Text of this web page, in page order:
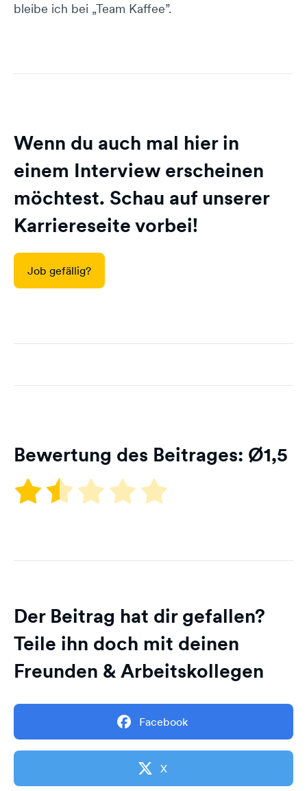
bleibe ich bei „Team Kaffee”.
Wenn du auch mal hier in
einem Interview erscheinen
möchtest. Schau auf unserer
Karriereseite vorbei!
Job gefällig?
Bewertung des Beitrages: Ø1,5
Der Beitrag hat dir gefallen?
Teile ihn doch mit deinen
Freunden & Arbeitskollegen
Facebook
X